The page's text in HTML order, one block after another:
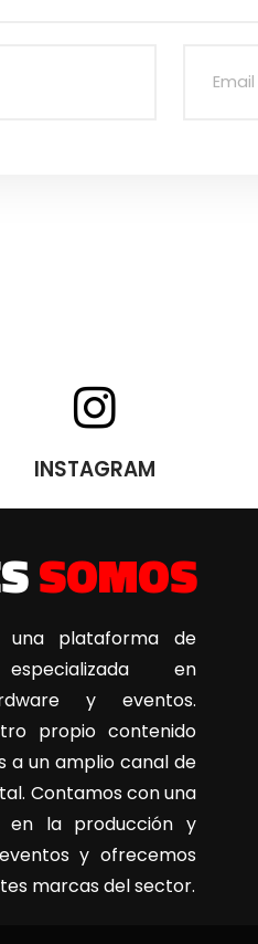
INSTAGRAM
SOMOS
una plataforma de
en
y eventos.
propio contenido
a un amplio canal de
Contamos con una
en la producción y
y ofrecemos
marcas del sector.